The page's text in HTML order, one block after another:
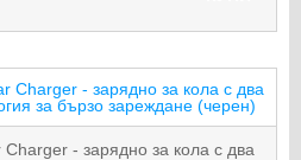
- зарядно за кола с два